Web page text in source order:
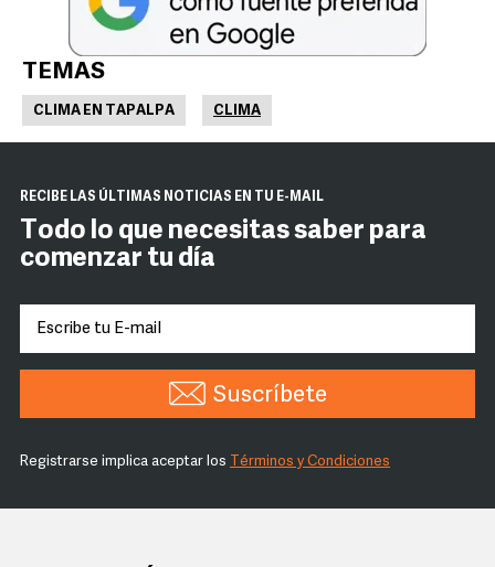
TEMAS
CLIMA EN TAPALPA CLIMA
RECIBE LAS ÚLTIMAS NOTICIAS EN TU E-MAIL
Todo lo que necesitas saber para
comenzar tu día
Suscríbete
Registrarse implica aceptar los Términos y Condiciones